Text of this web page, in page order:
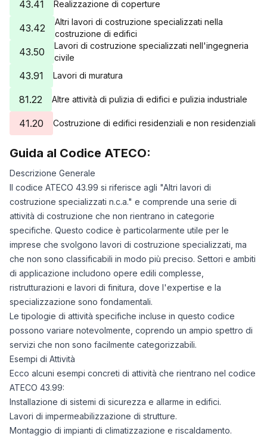
43.41 Realizzazione di coperture
43.42
Altri lavori di costruzione specializzati nella
costruzione di edifici
43.50
Lavori di costruzione specializzati nell'ingegneria
civile
43.91 Lavori di muratura
81.22 Altre attività di pulizia di edifici e pulizia industriale
41.20 Costruzione di edifici residenziali e non residenziali
Guida al Codice ATECO:
Descrizione Generale
Il codice ATECO 43.99 si riferisce agli "Altri lavori di
costruzione specializzati n.c.a." e comprende una serie di
attività di costruzione che non rientrano in categorie
specifiche. Questo codice è particolarmente utile per le
imprese che svolgono lavori di costruzione specializzati, ma
che non sono classificabili in modo più preciso. Settori e ambiti
di applicazione includono opere edili complesse,
ristrutturazioni e lavori di finitura, dove l'expertise e la
specializzazione sono fondamentali.
Le tipologie di attività specifiche incluse in questo codice
possono variare notevolmente, coprendo un ampio spettro di
servizi che non sono facilmente categorizzabili.
Esempi di Attività
Ecco alcuni esempi concreti di attività che rientrano nel codice
ATECO 43.99:
Installazione di sistemi di sicurezza e allarme in edifici.
Lavori di impermeabilizzazione di strutture.
Montaggio di impianti di climatizzazione e riscaldamento.